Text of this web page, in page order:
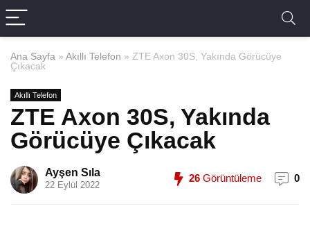
Ana Sayfa » Akıllı Telefon » ZTE Axon 30S, Yakında Görücüye
Çıkacak
Akıllı Telefon
ZTE Axon 30S, Yakında
Görücüye Çıkacak
Ayşen Sıla
22 Eylül 2022
26 Görüntüleme 0